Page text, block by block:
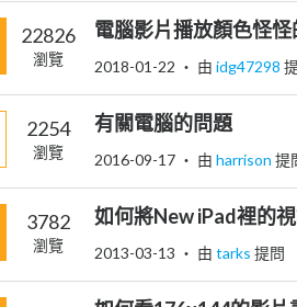
22826
瀏覽
電腦影片播放顏色怪怪
2018-01-22 ‧ 由 idg47298
2254
瀏覽
有關電腦的問題
2016-09-17 ‧ 由 harrison 提
3782
瀏覽
如何將New iPad裡的
2013-03-13 ‧ 由 tarks 提問